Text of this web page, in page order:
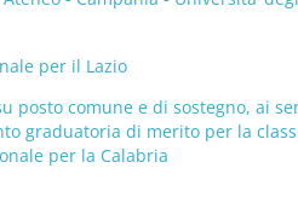
per il Lazio
posto comune e di sostegno, ai
graduatoria di merito per la
per la Calabria